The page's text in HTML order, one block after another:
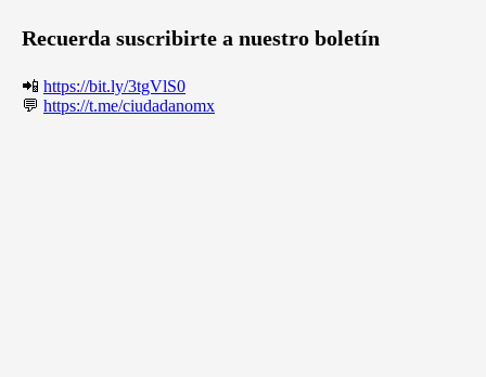
Recuerda suscribirte a nuestro boletín
📲 https://bit.ly/3tgVlS0
💬 https://t.me/ciudadanomx